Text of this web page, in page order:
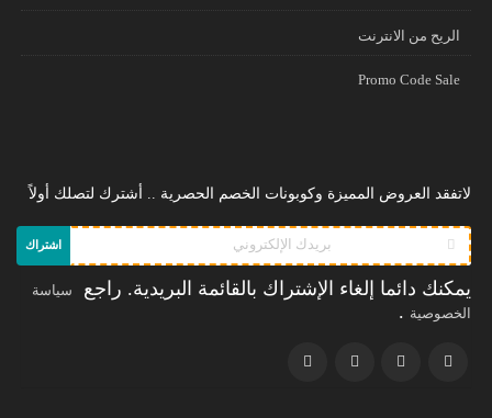
الريح من الانترنت
Promo Code Sale
لاتفقد العروض المميزة وكوبونات الخصم الحصرية .. أشترك لتصلك أولاً
اشتراك
يمكنك دائما إلغاء الإشتراك بالقائمة البريدية. راجع
سياسة
الخصوصية .